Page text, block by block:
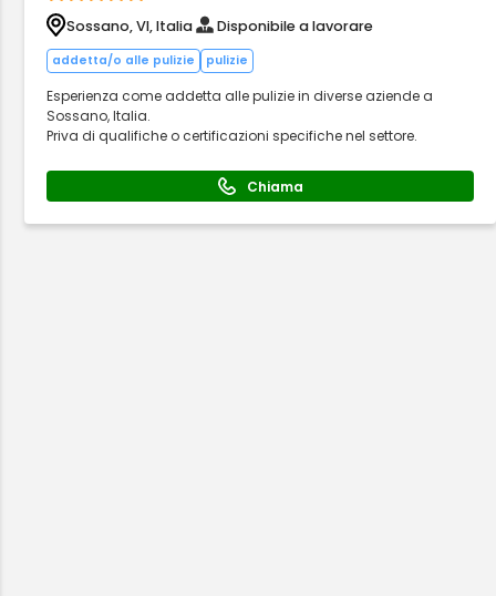
Sossano, VI, Italia Disponibile a lavorare
addetta/o alle pulizie pulizie
Esperienza come addetta alle pulizie in diverse aziende a
Sossano, Italia.
Priva di qualifiche o certificazioni specifiche nel settore.
Chiama